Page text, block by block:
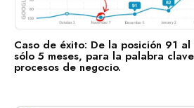
Alimentos y Bebidas
Salud y Bienestar
Caso de éxito: De la posición 91
sólo 5 meses, para la palabra
procesos de negocio.